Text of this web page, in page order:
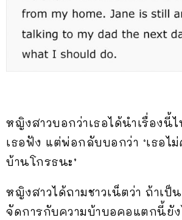
หญิงสาวบอกว่าเธอได้นำเรื่องนี้
เธอฟัง แต่พ่อกลับบอกว่า ‘เธอไ
บ้านโกรธนะ’
หญิงสาวได้ถามชาวเน็ตว่า ถ้าเ
จัดการกับความบ้าบอคอแตกนี้ยัง